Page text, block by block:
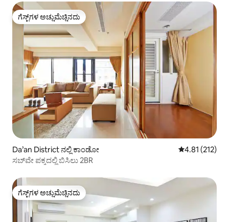
ಗೆಸ್ಟ್‌ಗಳ ಅಚ್ಚುಮೆಚ್ಚಿನದು
ಗೆಸ್ಟ್‌ಗಳ ಅಚ್ಚುಮೆಚ್ಚಿನದು
Da’an District ನಲ್ಲಿ ಕಾಂಡೋ 5 ರಲ್ಲಿ 4.81
4.81 (212)
ಸಬ್‌ವೇ ಪಕ್ಕದಲ್ಲಿ ಬಿಸಿಲು 2BR
ಗೆಸ್ಟ್‌ಗಳ ಅಚ್ಚುಮೆಚ್ಚಿನದು
ಗೆಸ್ಟ್‌ಗಳ ಅಚ್ಚುಮೆಚ್ಚಿನದು